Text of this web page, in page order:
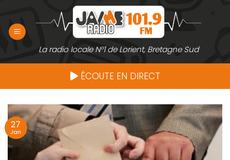
contenu
La radio locale N°1 de Lorient, Bretagne Sud
ÉCOUTE EN DIRECT
27
Jan